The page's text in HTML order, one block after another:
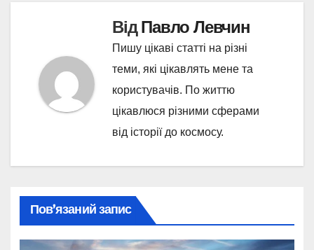
ВідПавло Левчин
Пишу цікаві статті на різні
теми, які цікавлять мене та
користувачів. По життю
цікавлюся різними сферами
від історії до космосу.
Пов’язаний запис